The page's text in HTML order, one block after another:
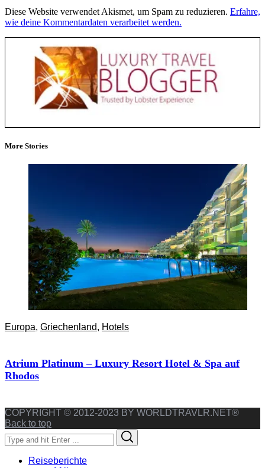
Diese Website verwendet Akismet, um Spam zu reduzieren. Erfahre,
wie deine Kommentardaten verarbeitet werden.
More Stories
Europa, Griechenland, Hotels
Atrium Platinum – Luxury Resort Hotel & Spa auf
Rhodos
COPYRIGHT © 2012-2023 BY WORLDTRAVLR.NET®
Back to top
Search
for:
Reiseberichte